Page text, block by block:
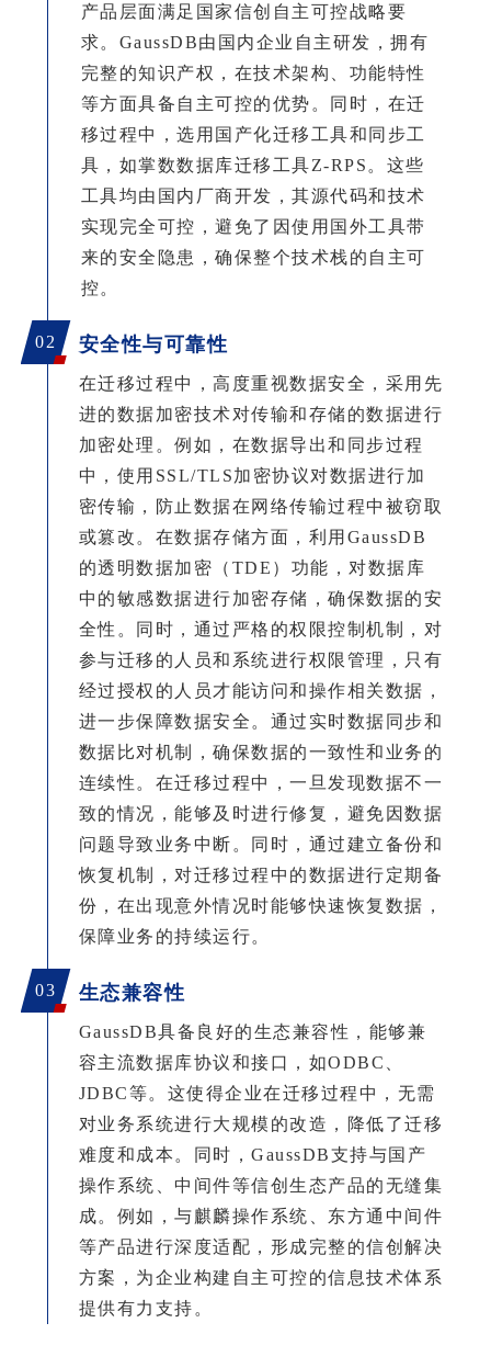
产品层面满足国家信创自主可控战略要
求。GaussDB由国内企业自主研发，拥有
完整的知识产权，在技术架构、功能特性
等方面具备自主可控的优势。同时，在迁
移过程中，选用国产化迁移工具和同步工
具，如掌数数据库迁移工具Z-RPS。这些
工具均由国内厂商开发，其源代码和技术
实现完全可控，避免了因使用国外工具带
来的安全隐患，确保整个技术栈的自主可
控。
02 安全性与可靠性
在迁移过程中，高度重视数据安全，采用先
进的数据加密技术对传输和存储的数据进行
加密处理。例如，在数据导出和同步过程
中，使用 SSL/TLS加密协议对数据进行加
密传输，防止数据在网络传输过程中被窃取
或篡改。在数据存储方面，利用GaussDB
的透明数据加密（TDE）功能，对数据库
中的敏感数据进行加密存储，确保数据的安
全性。同时，通过严格的权限控制机制，对
参与迁移的人员和系统进行权限管理，只有
经过授权的人员才能访问和操作相关数据，
进一步保障数据安全。通过实时数据同步和
数据比对机制，确保数据的一致性和业务的
连续性。在迁移过程中，一旦发现数据不一
致的情况，能够及时进行修复，避免因数据
问题导致业务中断。同时，通过建立备份和
恢复机制，对迁移过程中的数据进行定期备
份，在出现意外情况时能够快速恢复数据，
保障业务的持续运行。
03 生态兼容性
GaussDB具备良好的生态兼容性，能够兼
容主流数据库协议和接口，如ODBC、
JDBC等。这使得企业在迁移过程中，无需
对业务系统进行大规模的改造，降低了迁移
难度和成本。同时，GaussDB支持与国产
操作系统、中间件等信创生态产品的无缝集
成。例如，与麒麟操作系统、东方通中间件
等产品进行深度适配，形成完整的信创解决
方案，为企业构建自主可控的信息技术体系
提供有力支持。